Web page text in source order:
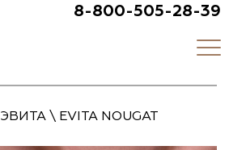
8-800-505-28-39
ЭВИТА \ EVITA NOUGAT